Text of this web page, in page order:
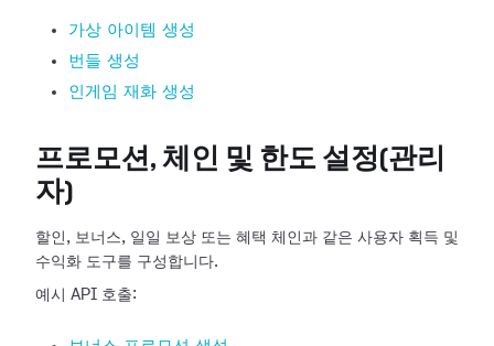
가상 아이템 생성
번들 생성
인게임 재화 생성
프로모션, 체인 및 한도 설정(관리
자)
할인, 보너스, 일일 보상 또는 혜택 체인과 같은 사용자 획득 및
수익화 도구를 구성합니다.
예시 API 호출: